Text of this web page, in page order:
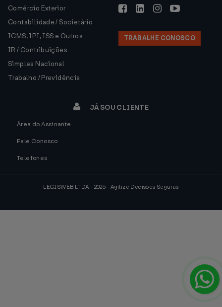
Comércio Exterior
Contabilidade / Societário
ICMS, IPI, ISS e Outros
IR / Contribuições
Simples Nacional
Trabalho / Previdência
TRABALHE CONOSCO
JÁ SOU CLIENTE
Área do Assinante
Fale Conosco
Telefones
LEGISWEB LTDA - 2026 - Agilize Decisões Seguras